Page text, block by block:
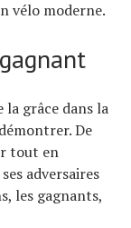
vélo moderne.
grâce dans la
De
tout en
adversaires
les gagnants,